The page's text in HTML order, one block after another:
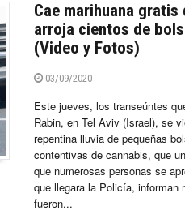
Cae marihuana
arroja cientos de
(Video y Fotos)
03/09/2020
Este jueves, los transeúntes
Rabin, en Tel Aviv (Israel), se
repentina lluvia de pequeñas
contentivas de cannabis, que
que numerosas personas se
que llegara la Policía, informan
fueron...